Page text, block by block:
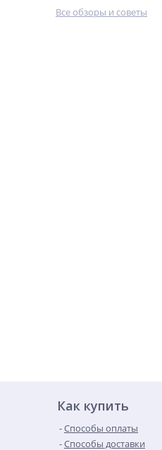
Все обзоры и советы
Как купить
Способы оплаты
Способы доставки